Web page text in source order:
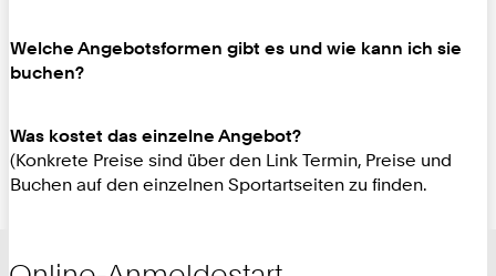
Welche Angebotsformen gibt es und wie kann ich sie
buchen?
Was kostet das einzelne Angebot?
(Konkrete Preise sind über den Link Termin, Preise und
Buchen auf den einzelnen Sportartseiten zu finden.